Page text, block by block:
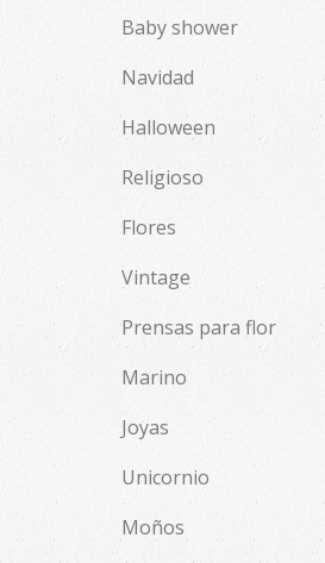
Baby shower
Navidad
Halloween
Religioso
Flores
Vintage
Prensas para flor
Marino
Joyas
Unicornio
Moños